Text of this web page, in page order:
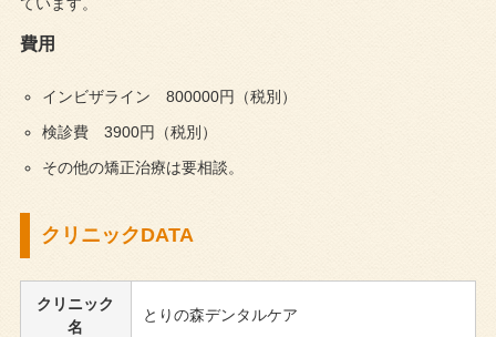
費用
インビザライン 800000円（税別）
検診費 3900円（税別）
その他の矯正治療は要相談。
クリニックDATA
クリニック
名
とりの森デンタルケア